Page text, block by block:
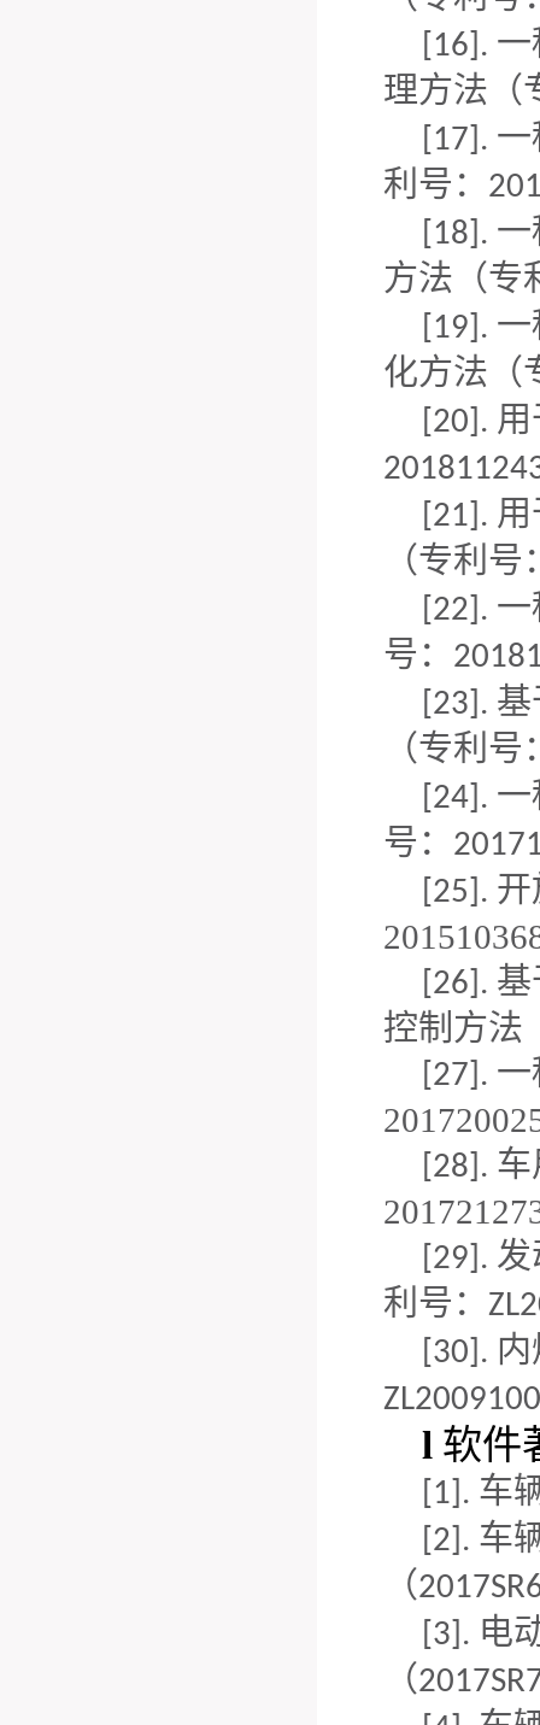
[16]. 一
理方法（
[17].
利号：
[18]. 一
方法（专
[19]. 一
化方法（
[20].
[21].
（专利号
[22].
号： 2
[23].
（专利号
[24].
号：
[25].
[26].
控制方法
[27].
[28].
[29].
利号：
[30].
l 软件
[1]. 车
[2]. 车
（2
[3]. 电
（2